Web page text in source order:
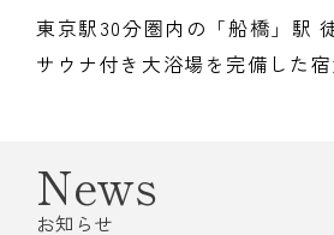
東京駅30分圏内の「船橋」駅
サウナ付き大浴場を完備した宿
News
お知らせ